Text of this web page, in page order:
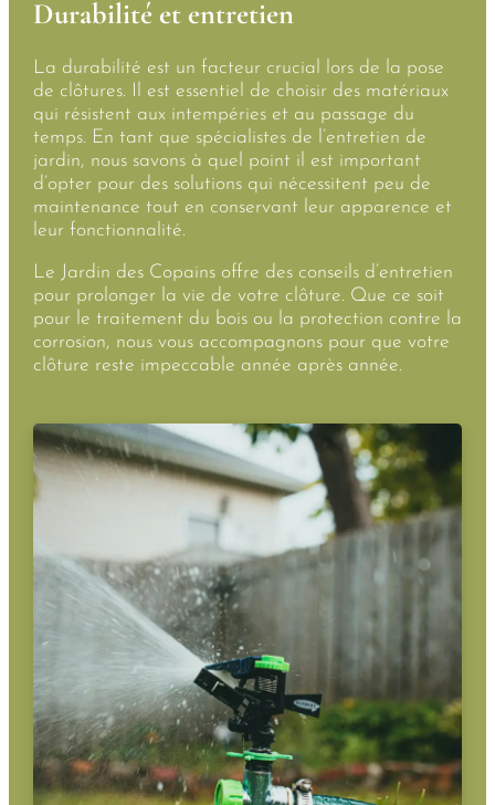
Durabilité et entretien
La durabilité est un facteur crucial lors de la pose
de clôtures. Il est essentiel de choisir des matériaux
qui résistent aux intempéries et au passage du
temps. En tant que spécialistes de l’entretien de
jardin, nous savons à quel point il est important
d’opter pour des solutions qui nécessitent peu de
maintenance tout en conservant leur apparence et
leur fonctionnalité.
Le Jardin des Copains offre des conseils d’entretien
pour prolonger la vie de votre clôture. Que ce soit
pour le traitement du bois ou la protection contre la
corrosion, nous vous accompagnons pour que votre
clôture reste impeccable année après année.